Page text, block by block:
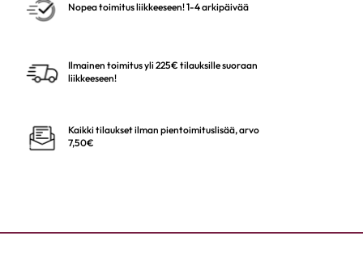
Nopea toimitus liikkeeseen! 1-4 arkipäivää
Ilmainen toimitus yli 225€ tilauksille suoraan
liikkeeseen!
Kaikki tilaukset ilman pientoimituslisää, arvo
7,50€